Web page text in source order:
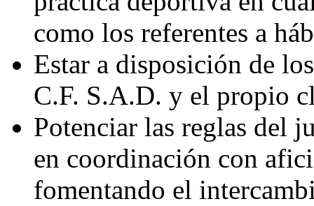
como los referentes a
Estar a disposición de
C.F. S.A.D. y el propio
Potenciar las reglas del
en coordinación con
fomentando el